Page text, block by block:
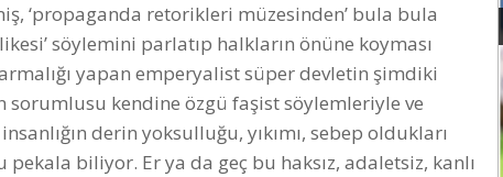
‘propaganda retorikleri müzesinden’ bula bula
söylemini parlatıp halkların önüne koyması
yapan emperyalist süper devletin şimdiki
sorumlusu kendine özgü faşist söylemleriyle ve
derin yoksulluğu, yıkımı, sebep oldukları
pekala biliyor. Er ya da geç bu haksız, adaletsiz, kanlı